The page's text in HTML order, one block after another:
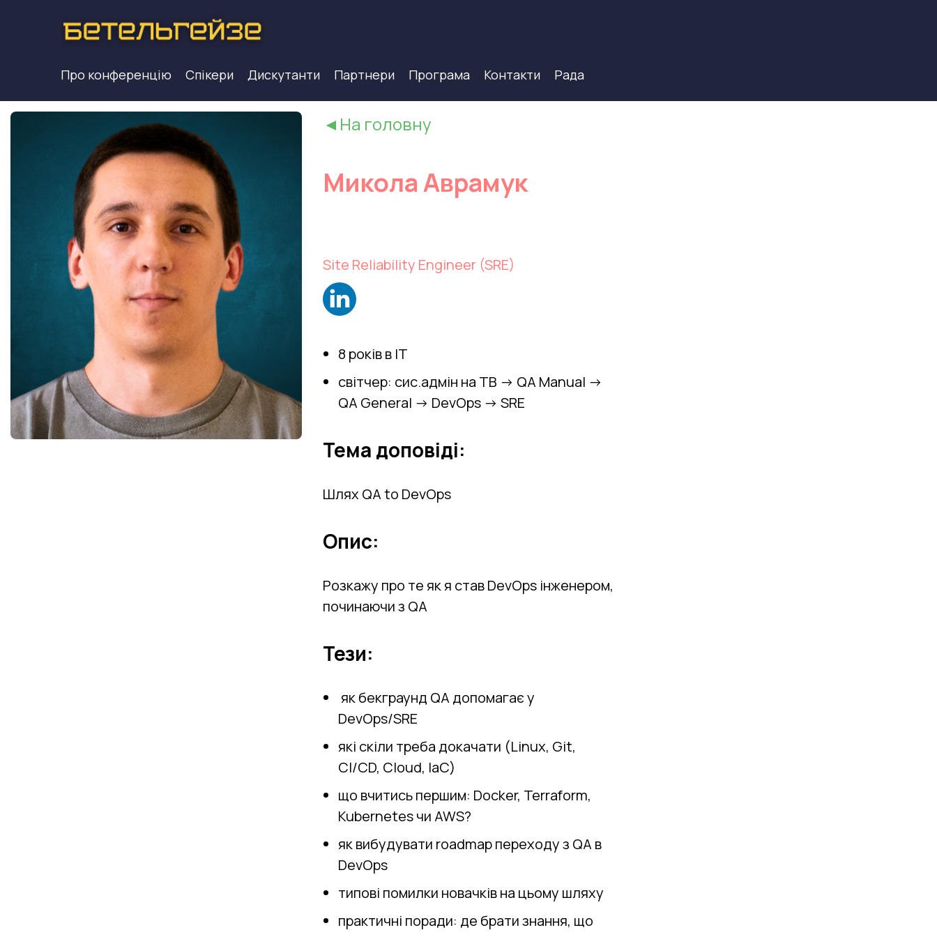
Про конференцію Спікери Дискутанти Партнери Програма Контакти Рада
◄На головну
Микола Аврамук
Site Reliability Engineer (SRE)
8 років в IT
світчер: сис.адмін на ТВ -> QA Manual ->
QA General -> DevOps -> SRE
Тема доповіді:
Шлях QA to DevOps
Опис:
Розкажу про те як я став DevOps інженером,
починаючи з QA
Тези:
як бекграунд QA допомагає у
DevOps/SRE
які скіли треба докачати (Linux, Git,
CI/CD, Cloud, IaC)
що вчитись першим: Docker, Terraform,
Kubernetes чи AWS?
як вибудувати roadmap переходу з QA в
DevOps
типові помилки новачків на цьому шляху
практичні поради: де брати знання, що